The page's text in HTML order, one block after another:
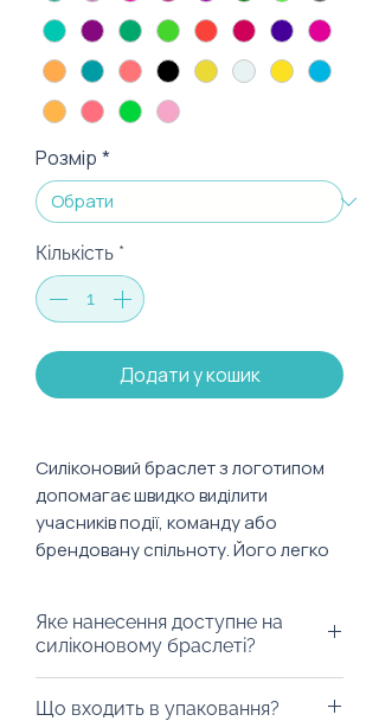
Розмір *
Кількість *
Додати у кошик
Силіконовий браслет з логотипом
допомагає швидко виділити
учасників події, команду або
брендовану спільноту. Його легко
помітним.
Браслет підходить для фестивалів,
конференцій, спортивних стартів,
Яке нанесення доступне на
силіконовому браслеті?
Що входить в упаковання?